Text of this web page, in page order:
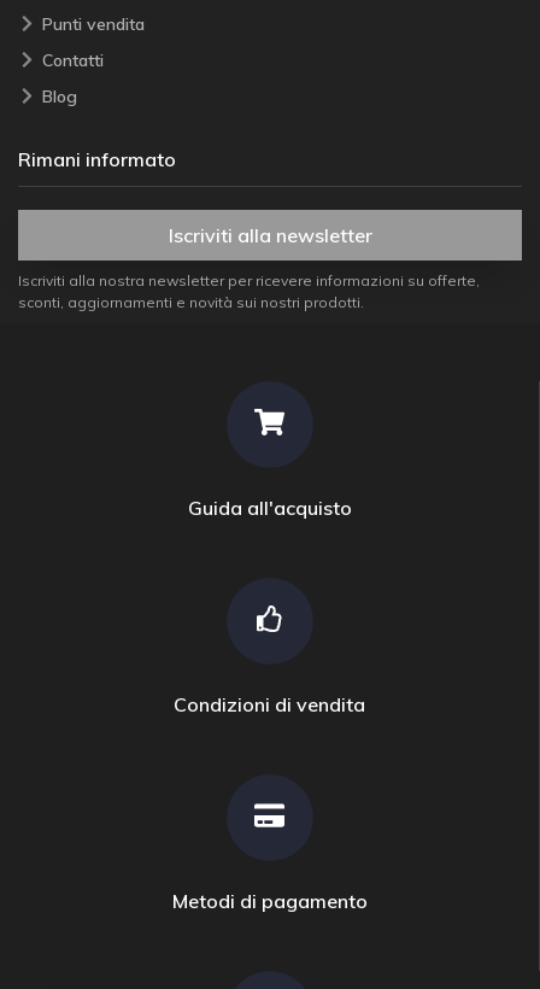
Punti vendita
Contatti
Blog
Rimani informato
Iscriviti alla newsletter
Iscriviti alla nostra newsletter per ricevere informazioni su offerte,
sconti, aggiornamenti e novità sui nostri prodotti.
Guida all'acquisto
Condizioni di vendita
Metodi di pagamento